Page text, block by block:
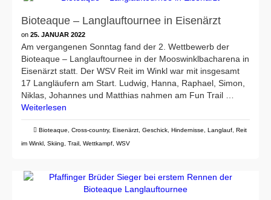
Bioteaque – Langlauftournee in Eisenärzt
on 25. JANUAR 2022
Am vergangenen Sonntag fand der 2. Wettbewerb der
Bioteaque – Langlauftournee in der Mooswinklbacharena in
Eisenärzt statt. Der WSV Reit im Winkl war mit insgesamt
17 Langläufern am Start. Ludwig, Hanna, Raphael, Simon,
Niklas, Johannes und Matthias nahmen am Fun Trail …
Weiterlesen
Bioteaque Cross-country, Eisenärzt Geschick Hindernisse Langlauf Reit
im Winkl Skiing Trail Wettkampf WSV